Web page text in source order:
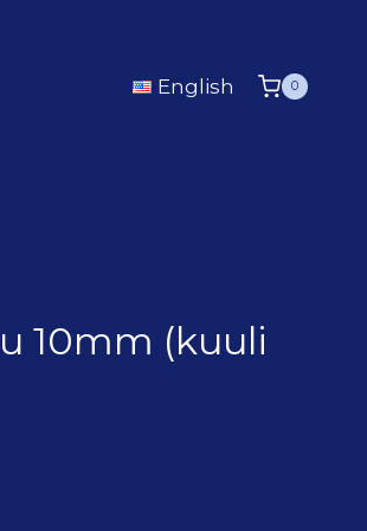
English 0
10mm (kuuli